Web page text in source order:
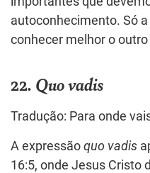
autoconhecimento. Só
conhecer melhor o
22. Quo vadis
Tradução: Para onde
A expressão quo vadis
16:5, onde Jesus Cristo